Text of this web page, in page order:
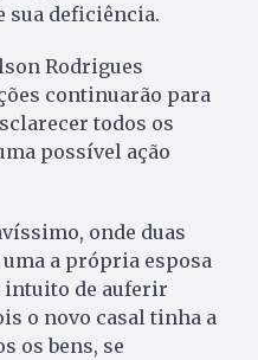
sua deficiência.
Rodrigues
continuarão para
todos os
possível ação
onde duas
a própria esposa
intuito de auferir
o novo casal tinha a
os bens, se